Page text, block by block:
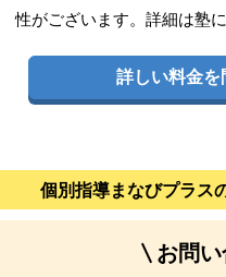
性がございます。詳細は塾
詳しい料金を
個別指導まなびプラス
お問